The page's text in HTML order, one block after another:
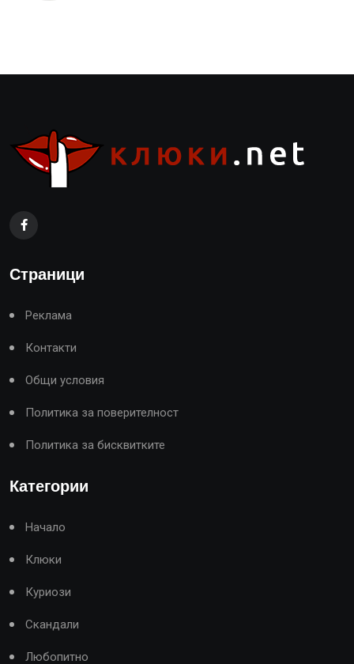
Страници
Реклама
Контакти
Общи условия
Политика за поверителност
Политика за бисквитките
Категории
Начало
Клюки
Куриози
Скандали
Любопитно